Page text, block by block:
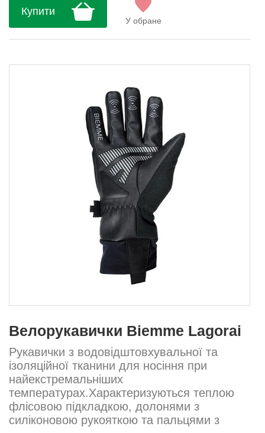
анатомічному крою та силіконовому
захопленню на долоні. Губкові вставки на
долоні поглинають удари та вібр...
Купити
У обране
Велорукавички Biemme Lagorai
Рукавички з водовідштовхувальної та
ізоляційної тканини для носіння при
найекстремальніших
температурах.Характеризуються теплою
флісовою підкладкою, долонями з
силіконовою рукояткою та пальцями з